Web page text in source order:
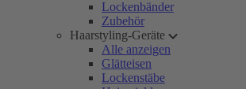
Lockenbänder
Zubehör
Haarstyling-Geräte
Alle anzeigen
Glätteisen
Lockenstäbe